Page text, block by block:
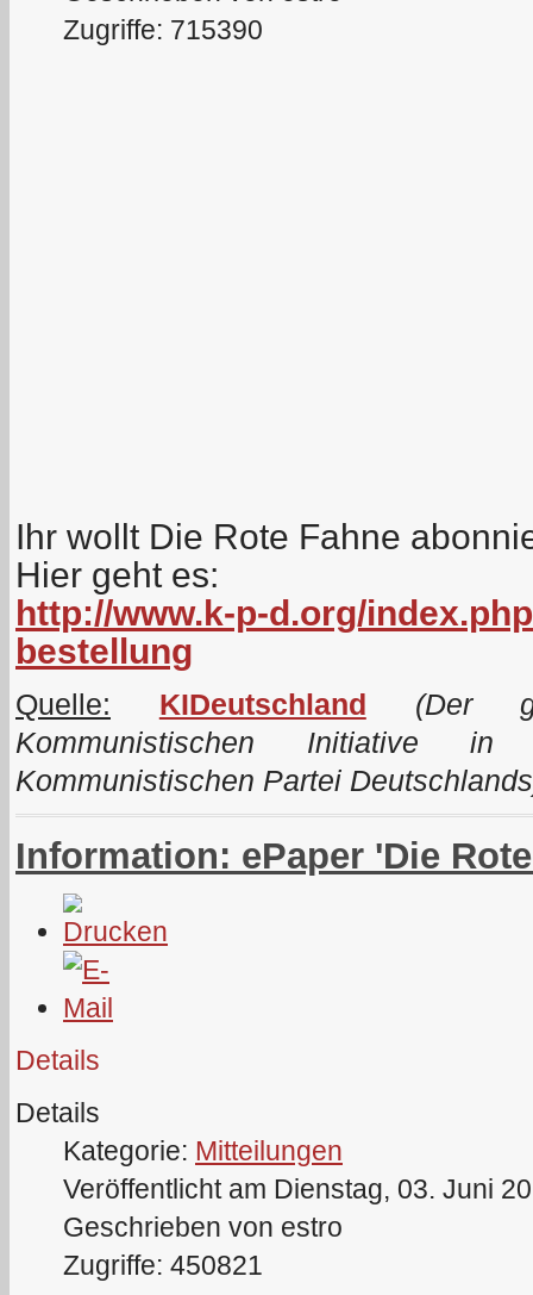
Zugriffe: 715390
Ihr wollt Die Rote Fahne
Hier geht es:
http://www.k-p-d.org/
bestellung
Quelle: KIDeutschland (Der
Kommunistischen Initiative
Kommunistischen Partei
Information: ePaper 'Die
Details
Details
Kategorie: Mitteilungen
Veröffentlicht am Dienstag, 03. Juni
Geschrieben von estro
Zugriffe: 450821